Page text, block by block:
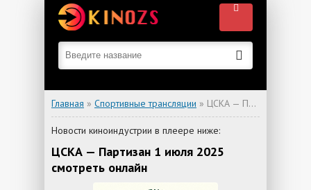
Главная » Спортивные трансляции » ЦСКА — Партизан
Новости киноиндустрии в плеере ниже:
ЦСКА — Партизан 1 июля 2025
смотреть онлайн